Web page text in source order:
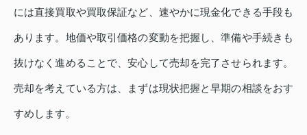
には直接買取や買取保証など、速やかに現金化できる手段も
あります。地価や取引価格の変動を把握し、準備や手続きも
抜けなく進めることで、安心して売却を完了させられます。
売却を考えている方は、まずは現状把握と早期の相談をおす
すめします。